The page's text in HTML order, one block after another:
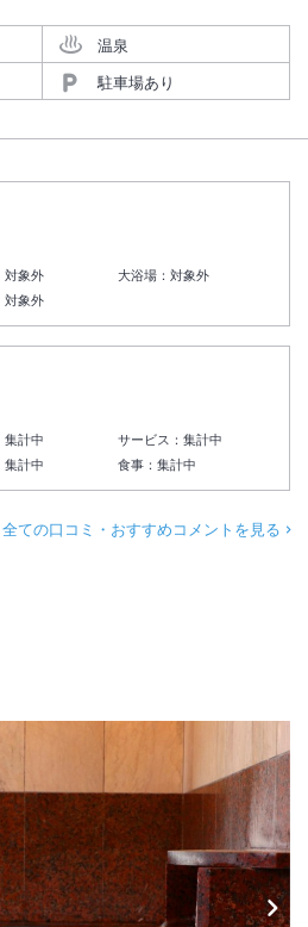
温泉
駐車場あり
対象外 大浴場：対象外
対象外
集計中 サービス：集計中
集計中 食事：集計中
全ての口コミ・おすすめコメントを見る